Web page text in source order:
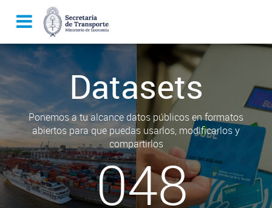
Datasets
Ponemos a tu alcance datos públicos en formatos
abiertos para que puedas usarlos, modificarlos y
compartirlos
048